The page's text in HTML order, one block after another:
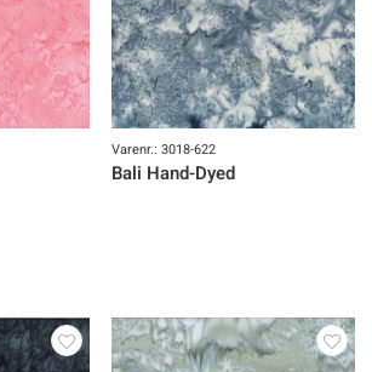
Varenr.: 3018-622
Bali Hand-Dyed